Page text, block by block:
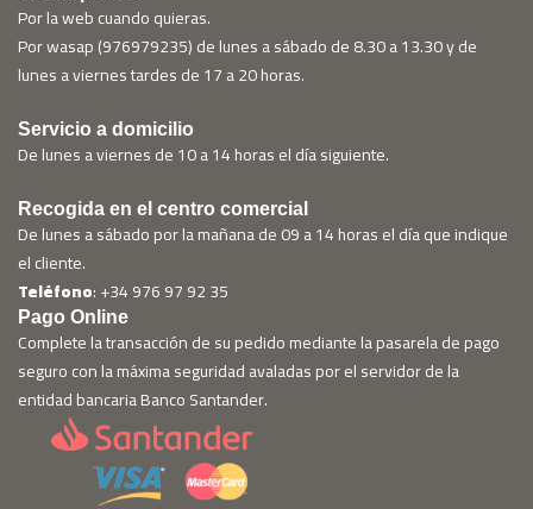
Por la web cuando quieras.
Por wasap (976979235) de lunes a sábado de 8.30 a 13.30 y de
lunes a viernes tardes de 17 a 20 horas.
Servicio a domicilio
De lunes a viernes de 10 a 14 horas el día siguiente.
Recogida en el centro comercial
De lunes a sábado por la mañana de 09 a 14 horas el día que indique
el cliente.
Teléfono: +34 976 97 92 35
Pago Online
Complete la transacción de su pedido mediante la pasarela de pago
seguro con la máxima seguridad avaladas por el servidor de la
entidad bancaria Banco Santander.